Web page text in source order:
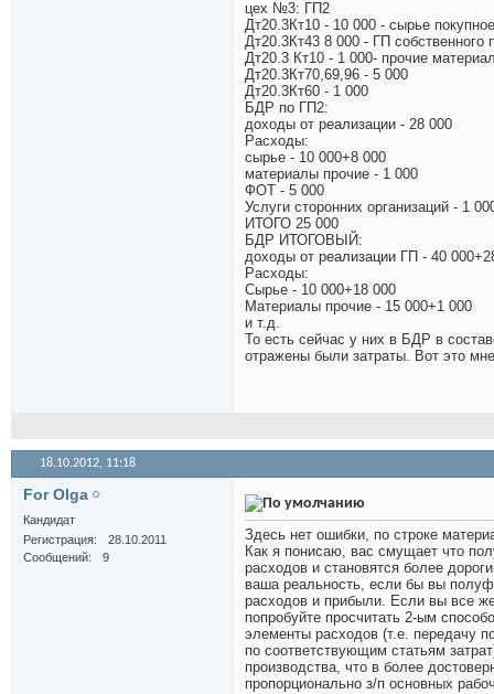
цех №3: ГП2
Дт20.3Кт10 - 10 000 - сырье покупное
Дт20.3Кт43 8 000 - ГП собственного
Дт20.3 Кт10 - 1 000- прочие
Дт20.3Кт70,69,96 - 5 000
Дт20.3Кт60 - 1 000
БДР по ГП2:
доходы от реализации - 28 000
Расходы:
сырье - 10 000+8 000
материалы прочие - 1 000
ФОТ - 5 000
Услуги сторонних организаций - 1
ИТОГО 25 000
БДР ИТОГОВЫЙ:
доходы от реализации ГП - 40
Расходы:
Сырье - 10 000+18 000
Материалы прочие - 15 000+1 000
и т.д.
То есть сейчас у них в БДР в
отражены были затраты. Вот это
18.10.2012, 11:18
For Olga
Кандидат
Регистрация
28.10.2011
Сообщений
9
Здесь нет ошибки, по строке
Как я понисаю, вас смущает что
расходов и становятся более
ваша реальность, если бы вы
расходов и прибыли. Если вы все
попробуйте просчитать 2-ым
элементы расходов (т.е. передачу
по соответствующим статьям
производства, что в более
пропорционально з/п основных